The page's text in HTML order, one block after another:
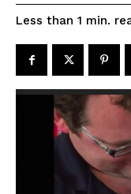
Less than 1 min.